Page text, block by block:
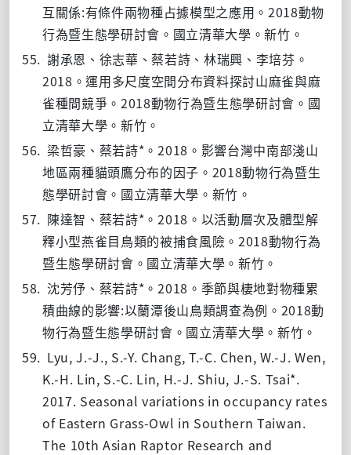
互關係:有條件兩物種占據模型之應用。2018動物
行為暨生態學研討會。國立清華大學。新竹。
55. 謝承恩、徐志華、蔡若詩、林瑞興、李培芬。
2018 。運用多尺度空間分布資料探討山麻雀與麻
雀種間競爭。 2018動物行為暨生態學研討會。國
立清華大學。新竹。
56. 梁哲豪、蔡若詩* 。2018 。影響台灣中南部淺山
地區兩種貓頭鷹分布的因子。 2018動物行為暨生
態學研討會。國立清華大學。新竹。
57. 陳達智、蔡若詩* 。2018 。以活動層次及體型解
釋小型燕雀目鳥類的被捕食風險。2018動物行為
暨生態學研討會。國立清華大學。新竹。
58. 沈芳伃、蔡若詩* 。2018 。季節與棲地對物種累
積曲線的影響:以蘭潭後山鳥類調查為例。 2018動
物行為暨生態學研討會。國立清華大學。新竹。
59. Lyu, J.-J., S.-Y. Chang, T.-C. Chen, W.-J. Wen,
K.-H. Lin, S.-C. Lin, H.-J. Shiu, J.-S. Tsai*.
2017. Seasonal variations in occupancy rates
of Eastern Grass-Owl in Southern Taiwan.
The 10th Asian Raptor Research and